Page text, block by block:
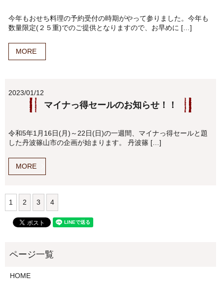
今年もおせち料理の予約受付の時期がやって参りました。今年も
数量限定(２５重)でのご提供となりますので、お早めに […]
MORE
2023/01/12
マイナっ得セールのお知らせ！！
令和5年1月16日(月)～22日(日)の一週間、マイナっ得セールと題
した丹波篠山市の企画が始まります。 丹波篠 […]
MORE
1 2 3 4
HOME